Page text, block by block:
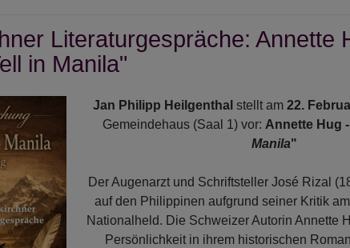
Literaturgespräche: Annette
in Manila"
Jan Philipp Heilgenthal stellt am 22.
Gemeindehaus (Saal 1) vor: Annette Hug
Manila"
Der Augenarzt und Schriftsteller José Rizal
auf den Philippinen aufgrund seiner Kritik
Nationalheld. Die Schweizer Autorin Annette
Persönlichkeit in ihrem historischen